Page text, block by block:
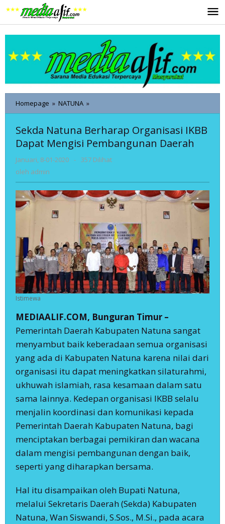
ke
konten
Homepage » NATUNA »
Natuna
Organisasi
IKBB
Mengisi
Sekda Natuna Berharap Organisasi IKBB
Dapat Mengisi Pembangunan Daerah
Januari, 8-01-2020 oleh
- 357 Dilihat
oleh admin
Istimewa
MEDIAALIF.COM, Bunguran Timur –
Pemerintah Daerah Kabupaten Natuna sangat
menyambut baik keberadaan semua organisasi
yang ada di Kabupaten Natuna karena nilai dari
organisasi itu dapat meningkatkan silaturahmi,
ukhuwah islamiah, rasa kesamaan dalam satu
sama lainnya. Kedepan organisasi IKBB selalu
menjalin koordinasi dan komunikasi kepada
Pemerintah Daerah Kabupaten Natuna, bagi
menciptakan berbagai pemikiran dan wacana
dalam mengisi pembangunan dengan baik,
seperti yang diharapkan bersama.
Hal itu disampaikan oleh Bupati Natuna,
melalui Sekretaris Daerah (Sekda) Kabupaten
Natuna, Wan Siswandi, S.Sos., M.Si., pada acara